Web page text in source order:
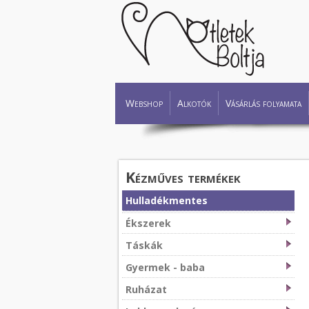
Webshop Alkotók Vásárlás folyamata
Kézműves termékek
Hulladékmentes
Ékszerek
Táskák
Gyermek - baba
Ruházat